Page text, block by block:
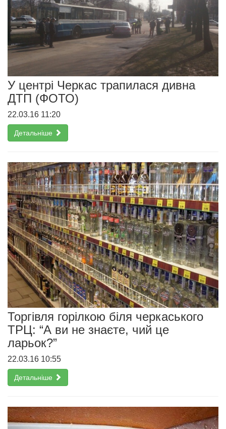
У центрі Черкас трапилася дивна
ДТП (ФОТО)
22.03.16 11:20
Детальніше
Торгівля горілкою біля черкаського
ТРЦ: “А ви не знаєте, чий це
ларьок?”
22.03.16 10:55
Детальніше